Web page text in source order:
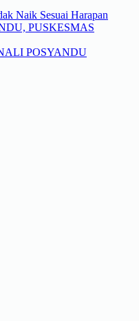
Naik Sesuai Harapan
PUSKESMAS
POSYANDU